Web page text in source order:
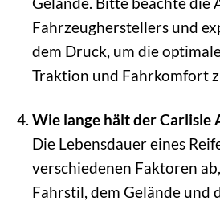
Fahrzeugherstellers und
dem Druck, um die
Traktion und Fahrkomfort
Wie lange hält der Carlisle
Die Lebensdauer eines
verschiedenen Faktoren
Fahrstil, dem Gelände und